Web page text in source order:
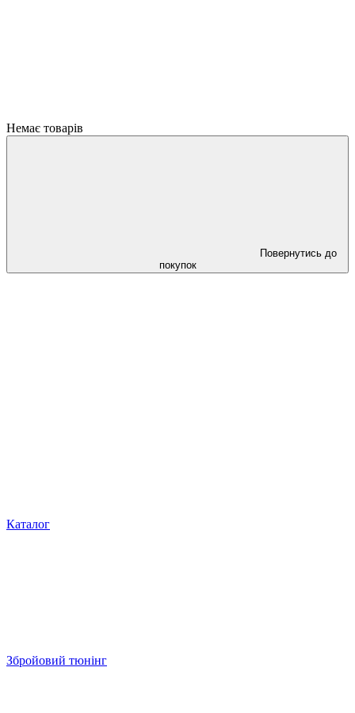
Немає товарів
Повернутись до
покупок
Каталог
Збройовий тюнінг